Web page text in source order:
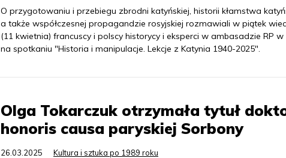
O przygotowaniu i przebiegu zbrodni katyńskiej, historii kłamstwa
a także współczesnej propagandzie rosyjskiej rozmawiali w piątek
(11 kwietnia) francuscy i polscy historycy i eksperci w ambasadzie RP w
na spotkaniu "Historia i manipulacje. Lekcje z Katynia 1940-2025".
Olga Tokarczuk otrzymała tytuł
honoris causa paryskiej Sorbony
26.03.2025 Kultura i sztuka po 1989 roku